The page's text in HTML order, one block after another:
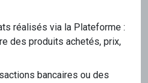
réalisés via la Plateforme :
des produits achetés, prix,
bancaires ou des